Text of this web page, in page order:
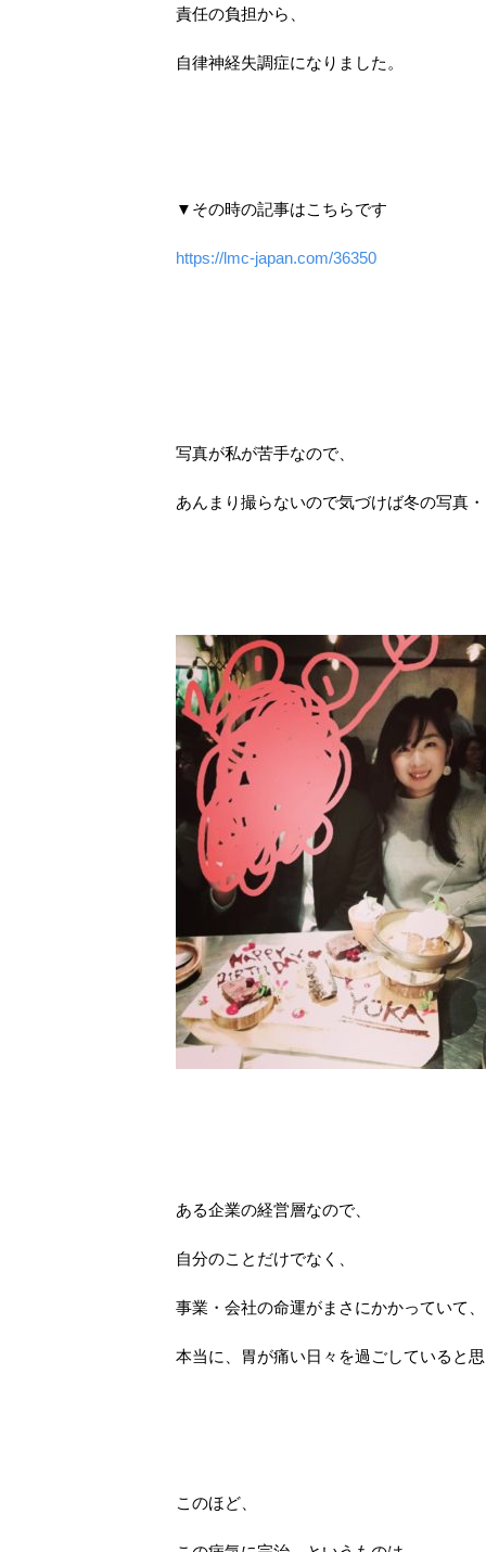
責任の負担から、
自律神経失調症になりました。
▼その時の記事はこちらです
https://lmc-japan.com/36350
写真が私が苦手なので、
あんまり撮らないので気づけば冬の写真
ある企業の経営層なので、
自分のことだけでなく、
事業・会社の命運がまさにかかっていて、
本当に、胃が痛い日々を過ごしていると
このほど、